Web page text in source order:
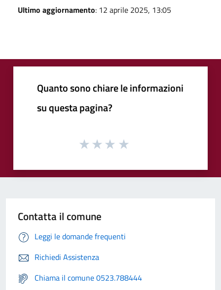
Ultimo aggiornamento: 12 aprile 2025, 13:05
Quanto sono chiare le informazioni
su questa pagina?
Contatta il comune
Leggi le domande frequenti
Richiedi Assistenza
Chiama il comune 0523.788444